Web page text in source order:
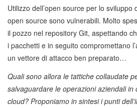
Utilizzo dell’open source per lo
open source sono vulnerabili. Molto
il pozzo nel repository Git, aspettando
i pacchetti e in seguito compromettano
un vettore di attacco ben preparato…
Quali sono allora le tattiche collaudate
salvaguardare le operazioni aziendali in
cloud? Proponiamo in sintesi i punti